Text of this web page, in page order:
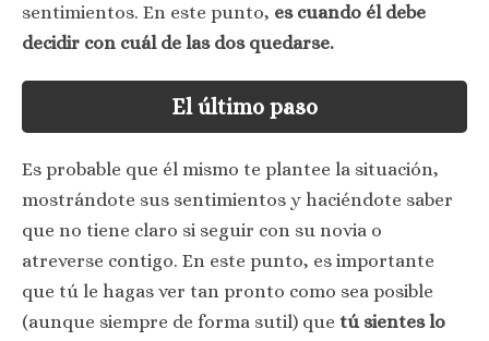
sentimientos. En este punto, es cuando él debe
decidir con cuál de las dos quedarse.
El último paso
Es probable que él mismo te plantee la situación,
mostrándote sus sentimientos y haciéndote saber
que no tiene claro si seguir con su novia o
atreverse contigo. En este punto, es importante
que tú le hagas ver tan pronto como sea posible
(aunque siempre de forma sutil) que tú sientes lo